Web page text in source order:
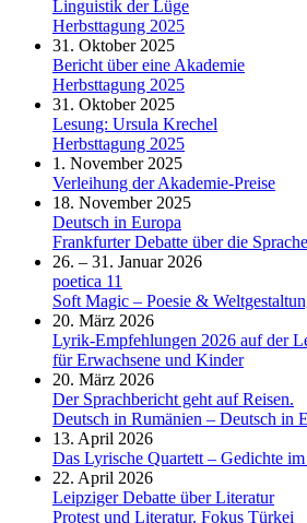
Linguistik der Lüge
Herbsttagung 2025
31. Oktober 2025
Bericht über eine Akademie
Herbsttagung 2025
31. Oktober 2025
Lesung: Ursula Krechel
Herbsttagung 2025
1. November 2025
Verleihung der Akademie-Preise
18. November 2025
Deutsch in Europa
Frankfurter Debatte über die Sprache
26. – 31. Januar 2026
poetica 11
Soft Magic – Poesie &
20. März 2026
Lyrik-Empfehlungen 2026 auf der
für Erwachsene und Kinder
20. März 2026
Der Sprachbericht geht auf Reisen.
Deutsch in Rumänien – Deutsch in
13. April 2026
Das Lyrische Quartett – Gedichte im
22. April 2026
Leipziger Debatte über Literatur
Protest und Literatur. Fokus Türkei